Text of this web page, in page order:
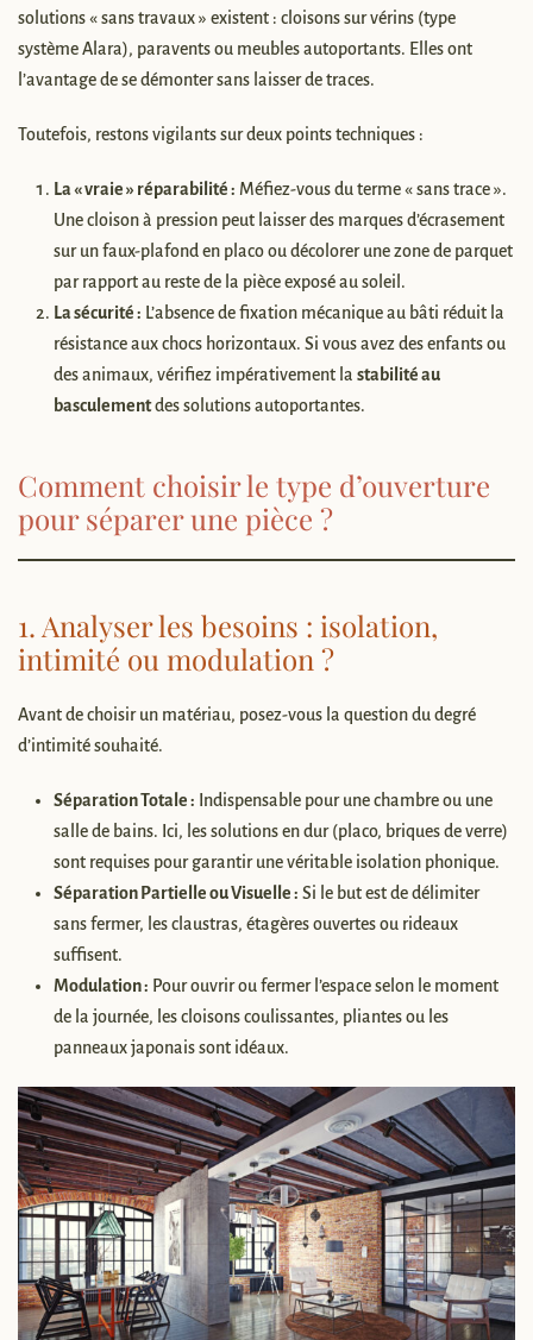
solutions « sans travaux » existent : cloisons sur vérins (type
système Alara), paravents ou meubles autoportants. Elles ont
l’avantage de se démonter sans laisser de traces.
Toutefois, restons vigilants sur deux points techniques :
La « vraie » réparabilité : Méfiez-vous du terme « sans trace ».
Une cloison à pression peut laisser des marques d’écrasement
sur un faux-plafond en placo ou décolorer une zone de parquet
par rapport au reste de la pièce exposé au soleil.
La sécurité : L’absence de fixation mécanique au bâti réduit la
résistance aux chocs horizontaux. Si vous avez des enfants ou
des animaux, vérifiez impérativement la stabilité au
basculementdes solutions autoportantes.
Comment choisir le type d’ouverture
pour séparer une pièce ?
1. Analyser les besoins : isolation,
intimité ou modulation ?
Avant de choisir un matériau, posez-vous la question du degré
d’intimité souhaité.
Séparation Totale : Indispensable pour une chambre ou une
salle de bains. Ici, les solutions en dur (placo, briques de verre)
sont requises pour garantir une véritable isolation phonique.
Séparation Partielle ou Visuelle : Si le but est de délimiter
sans fermer, les claustras, étagères ouvertes ou rideaux
suffisent.
Modulation : Pour ouvrir ou fermer l’espace selon le moment
de la journée, les cloisons coulissantes, pliantes ou les
panneaux japonais sont idéaux.